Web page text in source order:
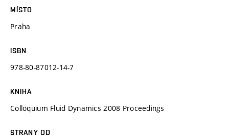
MÍSTO
Praha
ISBN
978-80-87012-14-7
KNIHA
Colloquium Fluid Dynamics 2008 Proceedings
STRANY OD